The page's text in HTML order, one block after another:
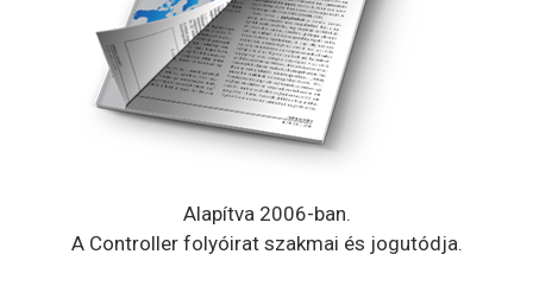
Alapítva 2006-ban.
A Controller folyóirat szakmai és jogutódja.